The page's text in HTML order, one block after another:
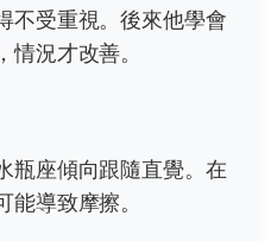
不受重視。後來他學會
況才改善。
瓶座傾向跟隨直覺。在
導致摩擦。